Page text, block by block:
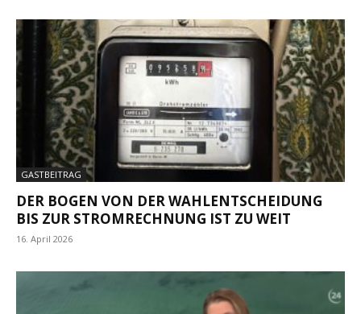
GASTBEITRAG
DER BOGEN VON DER WAHLENTSCHEIDUNG
BIS ZUR STROMRECHNUNG IST ZU WEIT
16. April 2026